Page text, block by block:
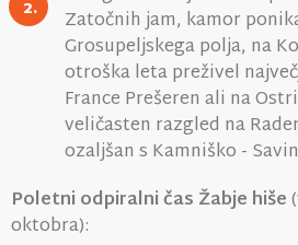
2.
Zatočnih jam, kamor
Grosupeljskega polja, na
otroška leta preživel
France Prešeren ali na
veličasten razgled na
ozaljšan s Kamniško -
Poletni odpiralni čas Žabje hiše
oktobra):